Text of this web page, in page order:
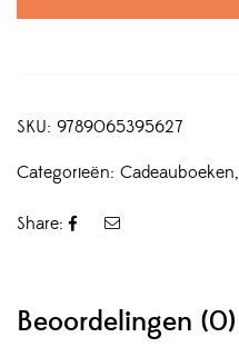
SKU: 9789065395627
Categorieën: Cadeauboeken,
Share:
Beoordelingen (0)